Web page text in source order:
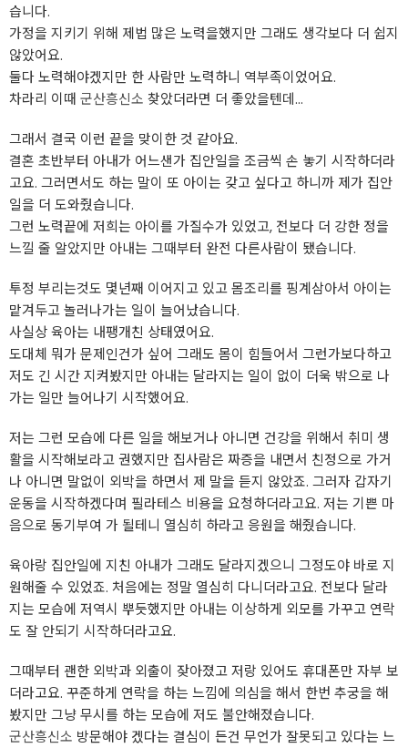
습니다.
가정을 지키기 위해 제법 많은 노력을했지만 그래도 생각보다 더 쉽지
않았어요.
둘다 노력해야겠지만 한 사람만 노력하니 역부족이었어요.
차라리 이때 군산흥신소 찾았더라면 더 좋았을텐데...
그래서 결국 이런 끝을 맞이한 것 같아요.
결혼 초반부터 아내가 어느샌가 집안일을 조금씩 손 놓기 시작하더라
고요. 그러면서도 하는 말이 또 아이는 갖고 싶다고 하니까 제가 집안
일을 더 도와줬습니다.
그런 노력끝에 저희는 아이를 가질수가 있었고, 전보다 더 강한 정을
느낄 줄 알았지만 아내는 그때부터 완전 다른사람이 됐습니다.
투정 부리는것도 몇년째 이어지고 있고 몸조리를 핑계삼아서 아이는
맡겨두고 놀러나가는 일이 늘어났습니다.
사실상 육아는 내팽개친 상태였어요.
도대체 뭐가 문제인건가 싶어 그래도 몸이 힘들어서 그런가보다하고
저도 긴 시간 지켜봤지만 아내는 달라지는 일이 없이 더욱 밖으로 나
가는 일만 늘어나기 시작했어요.
저는 그런 모습에 다른 일을 해보거나 아니면 건강을 위해서 취미 생
활을 시작해보라고 권했지만 집사람은 짜증을 내면서 친정으로 가거
나 아니면 말없이 외박을 하면서 제 말을 듣지 않았죠. 그러자 갑자기
운동을 시작하겠다며 필라테스 비용을 요청하더라고요. 저는 기쁜 마
음으로 동기부여 가 될테니 열심히 하라고 응원을 해줬습니다.
육아랑 집안일에 지친 아내가 그래도 달라지겠으니 그정도야 바로 지
원해줄 수 있었죠. 처음에는 정말 열심히 다니더라고요. 전보다 달라
지는 모습에 저역시 뿌듯했지만 아내는 이상하게 외모를 가꾸고 연락
도 잘 안되기 시작하더라고요.
그때부터 괜한 외박과 외출이 잦아졌고 저랑 있어도 휴대폰만 자부 보
더라고요. 꾸준하게 연락을 하는 느낌에 의심을 해서 한번 추궁을 해
봤지만 그냥 무시를 하는 모습에 저도 불안해졌습니다.
군산흥신소 방문해야 겠다는 결심이 든건 무언가 잘못되고 있다는 느